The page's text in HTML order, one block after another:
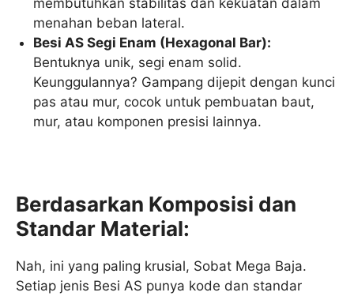
menahan beban lateral.
Besi AS Segi Enam (Hexagonal Bar):
Bentuknya unik, segi enam solid.
Keunggulannya? Gampang dijepit dengan kunci
pas atau mur, cocok untuk pembuatan baut,
mur, atau komponen presisi lainnya.
Berdasarkan Komposisi dan
Standar Material:
Nah, ini yang paling krusial, Sobat Mega Baja.
Setiap jenis Besi AS punya kode dan standar